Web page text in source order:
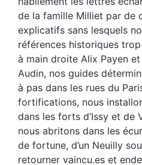
de la famille Milliet par de
explicatifs sans lesquels
références historiques
à main droite Alix Payen
Audin, nos guides
à pas dans les rues du
fortifications, nous
dans les forts d’Issy et de
nous abritons dans les
de fortune, d’un Neuilly
retourner vaincu.es et